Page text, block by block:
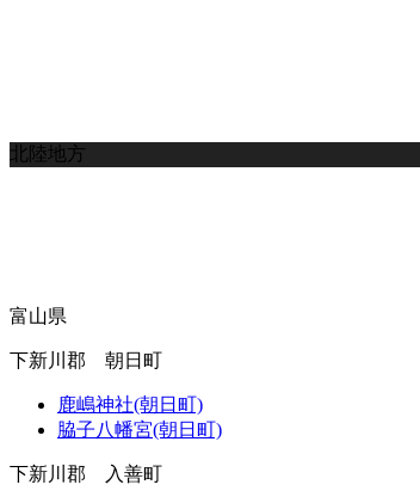
北陸地方
富山県
下新川郡 朝日町
鹿嶋神社(朝日町)
脇子八幡宮(朝日町)
下新川郡 入善町